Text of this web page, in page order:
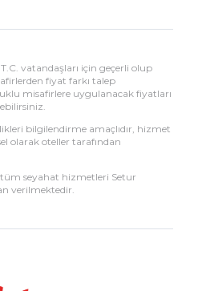
vatandaşları için geçerli olup
fiyat farkı talep
misafirlere uygulanacak fiyatları
bilgilendirme amaçlıdır, hizmet
olarak oteller tarafından
seyahat hizmetleri Setur
verilmektedir.